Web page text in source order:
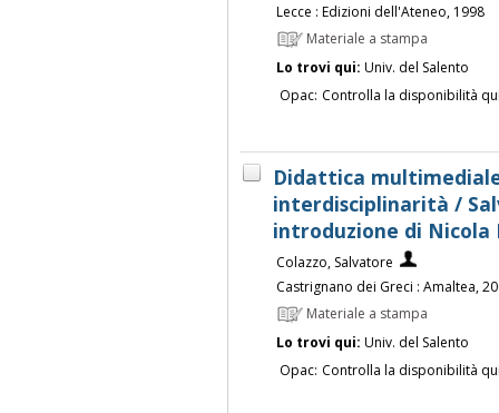
Lecce : Edizioni dell'Ateneo, 1998
Materiale a stampa
Lo trovi qui: Univ. del Salento
Opac: Controlla la disponibilità
Didattica
interdisciplinarità /
introduzione di Nicola
Colazzo, Salvatore
Castrignano dei Greci : Amaltea,
Materiale a stampa
Lo trovi qui: Univ. del Salento
Opac: Controlla la disponibilità